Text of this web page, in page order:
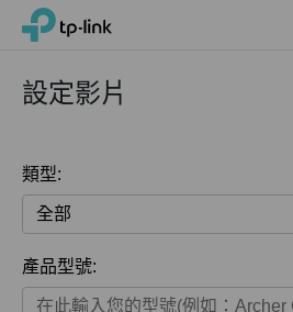
Click
navigation
TP-Link, Reliably Smart
設定影片
類型:
全部
家用產品
產品型號: